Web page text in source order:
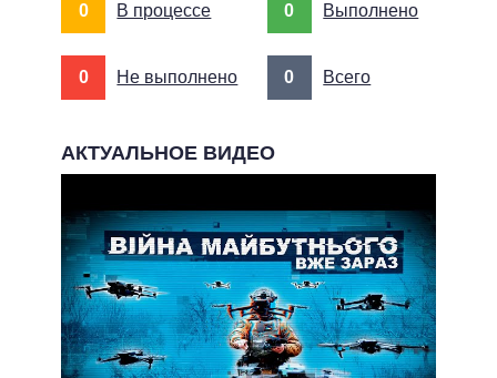
0 В процессе 0 Выполнено
0 Не выполнено 0 Всего
АКТУАЛЬНОЕ ВИДЕО